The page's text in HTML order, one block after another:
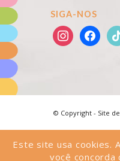
SIGA-NOS
© Copyright - Site
Este site usa cookies.
você concorda
kingroyal güncel madridbet